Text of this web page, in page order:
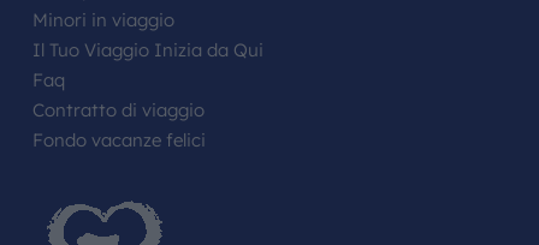
Minori in viaggio
Il Tuo Viaggio Inizia da Qui
Faq
Contratto di viaggio
Fondo vacanze felici